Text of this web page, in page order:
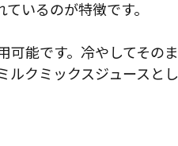
いるのが特徴です。
可能です。冷やしてそのま
ルクミックスジュースとし